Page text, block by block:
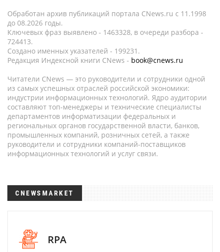
Обработан архив публикаций портала CNews.ru c 11.1998
до 08.2026 годы.
Ключевых фраз выявлено - 1463328, в очереди разбора -
724413.
Создано именных указателей - 199231.
Редакция Индексной книги CNews - book@cnews.ru
Читатели CNews — это руководители и сотрудники одной
из самых успешных отраслей российской экономики:
индустрии информационных технологий. Ядро аудитории
составляют топ-менеджеры и технические специалисты
департаментов информатизации федеральных и
региональных органов государственной власти, банков,
промышленных компаний, розничных сетей, а также
руководители и сотрудники компаний-поставщиков
информационных технологий и услуг связи.
CNEWSMARKET
RPA